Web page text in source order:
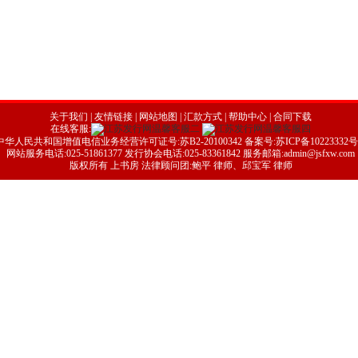
关于我们 友情链接 | 网站地图 | 汇款方式 帮助中心 合同下载
在线客服:
华人民共和国增值电信业务经营许可证号:苏B2-20100342 备案号:苏ICP备10223332
网站服务电话:025-51861377 发行协会电话:025-83361842 服务邮箱:admin@jsfxw.com
版权所有 上书房 法律顾问团:鲍平 律师、邱宝军 律师